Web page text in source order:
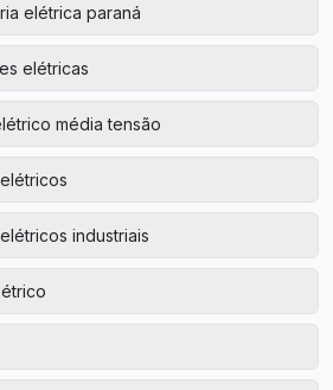
elétrica paraná
elétricas
média tensão
industriais